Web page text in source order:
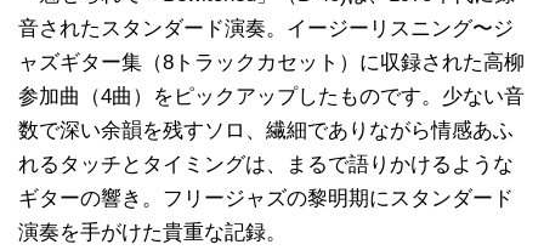
音されたスタンダード演奏。イージーリスニング〜ジ
ャズギター集（8トラックカセット）に収録された高柳
参加曲（4曲）をピックアップしたものです。少ない音
数で深い余韻を残すソロ、繊細でありながら情感あふ
れるタッチとタイミングは、まるで語りかけるような
ギターの響き。フリージャズの黎明期にスタンダード
演奏を手がけた貴重な記録。